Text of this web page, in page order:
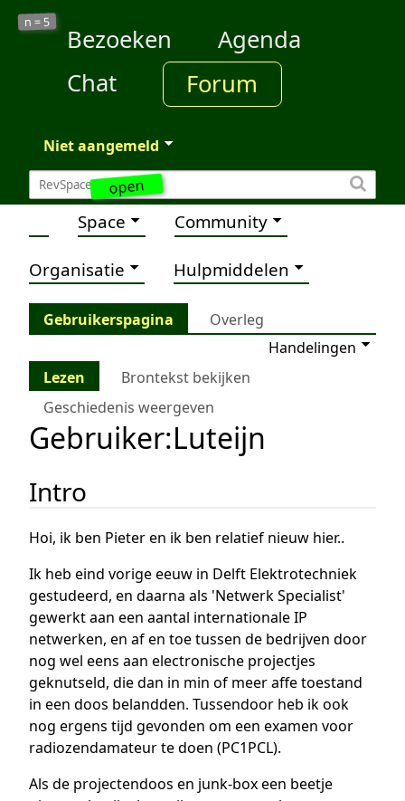
open
n = 5
Bezoeken
Agenda
Chat
Forum
Niet aangemeld
Space Community
Organisatie Hulpmiddelen
Gebruikerspagina
Overleg
Handelingen
Lezen
Brontekst bekijken
Geschiedenis weergeven
Gebruiker:Luteijn
Intro
Hoi, ik ben Pieter en ik ben relatief nieuw hier..
Ik heb eind vorige eeuw in Delft Elektrotechniek
gestudeerd, en daarna als 'Netwerk Specialist'
gewerkt aan een aantal internationale IP
netwerken, en af en toe tussen de bedrijven door
nog wel eens aan electronische projectjes
geknutseld, die dan in min of meer affe toestand
in een doos belandden. Tussendoor heb ik ook
nog ergens tijd gevonden om een examen voor
radiozendamateur te doen (PC1PCL).
Als de projectendoos en junk-box een beetje